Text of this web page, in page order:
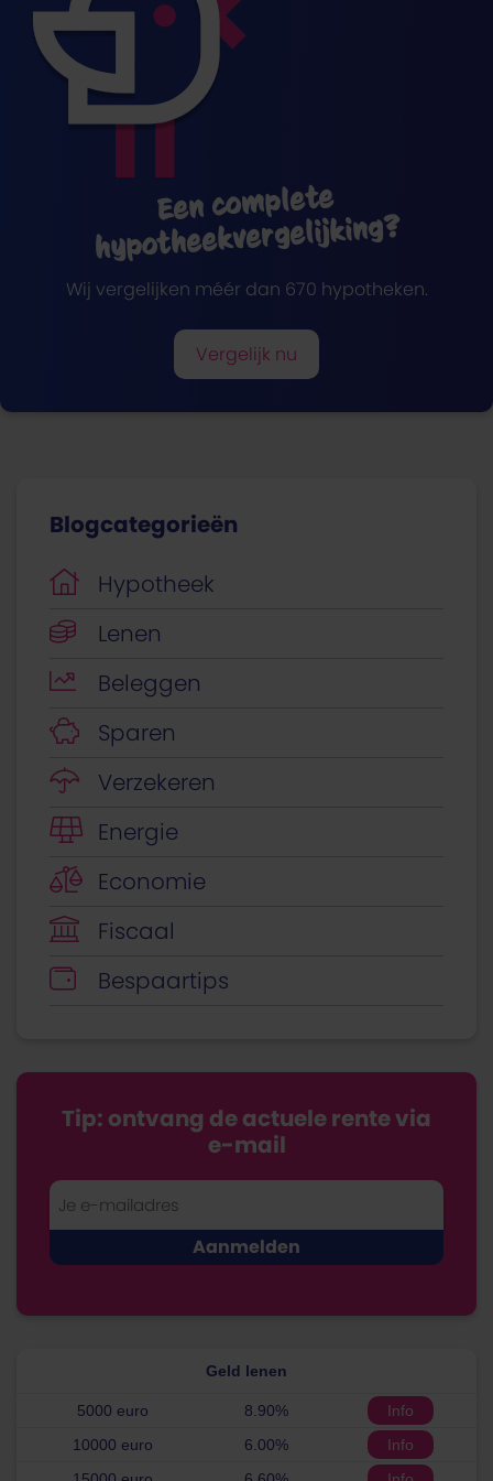
Een complete
hypotheekvergelijking?
Wij vergelijken méér dan 670 hypotheken.
Vergelijk nu
Blogcategorieën
Hypotheek
Lenen
Beleggen
Sparen
Verzekeren
Energie
Economie
Fiscaal
Bespaartips
Tip: ontvang de actuele rente via
e-mail
Geld lenen
5000 euro 8.90%
Info
10000 euro
6.00%
Info